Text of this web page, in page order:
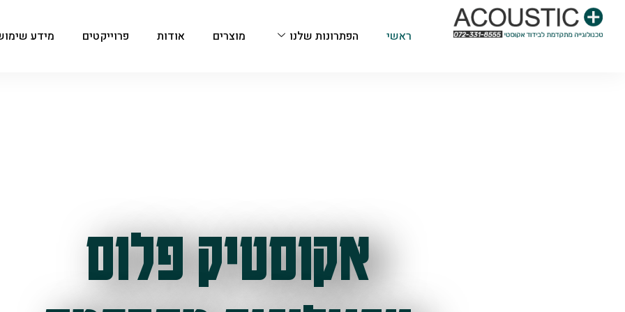
ראשי הפתרונות שלנו מוצרים אודות פרוייקטים מידע
אקוסטיק פלוס